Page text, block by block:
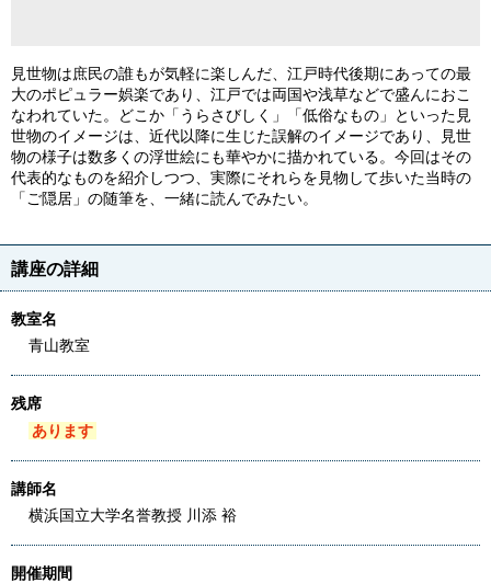
見世物は庶民の誰もが気軽に楽しんだ、江戸時代後期にあっての最
大のポピュラー娯楽であり、江戸では両国や浅草などで盛んにおこ
なわれていた。どこか「うらさびしく」「低俗なもの」といった見
世物のイメージは、近代以降に生じた誤解のイメージであり、見世
物の様子は数多くの浮世絵にも華やかに描かれている。今回はその
代表的なものを紹介しつつ、実際にそれらを見物して歩いた当時の
「ご隠居」の随筆を、一緒に読んでみたい。
講座の詳細
教室名
青山教室
残席
あります
講師名
横浜国立大学名誉教授 川添 裕
開催期間